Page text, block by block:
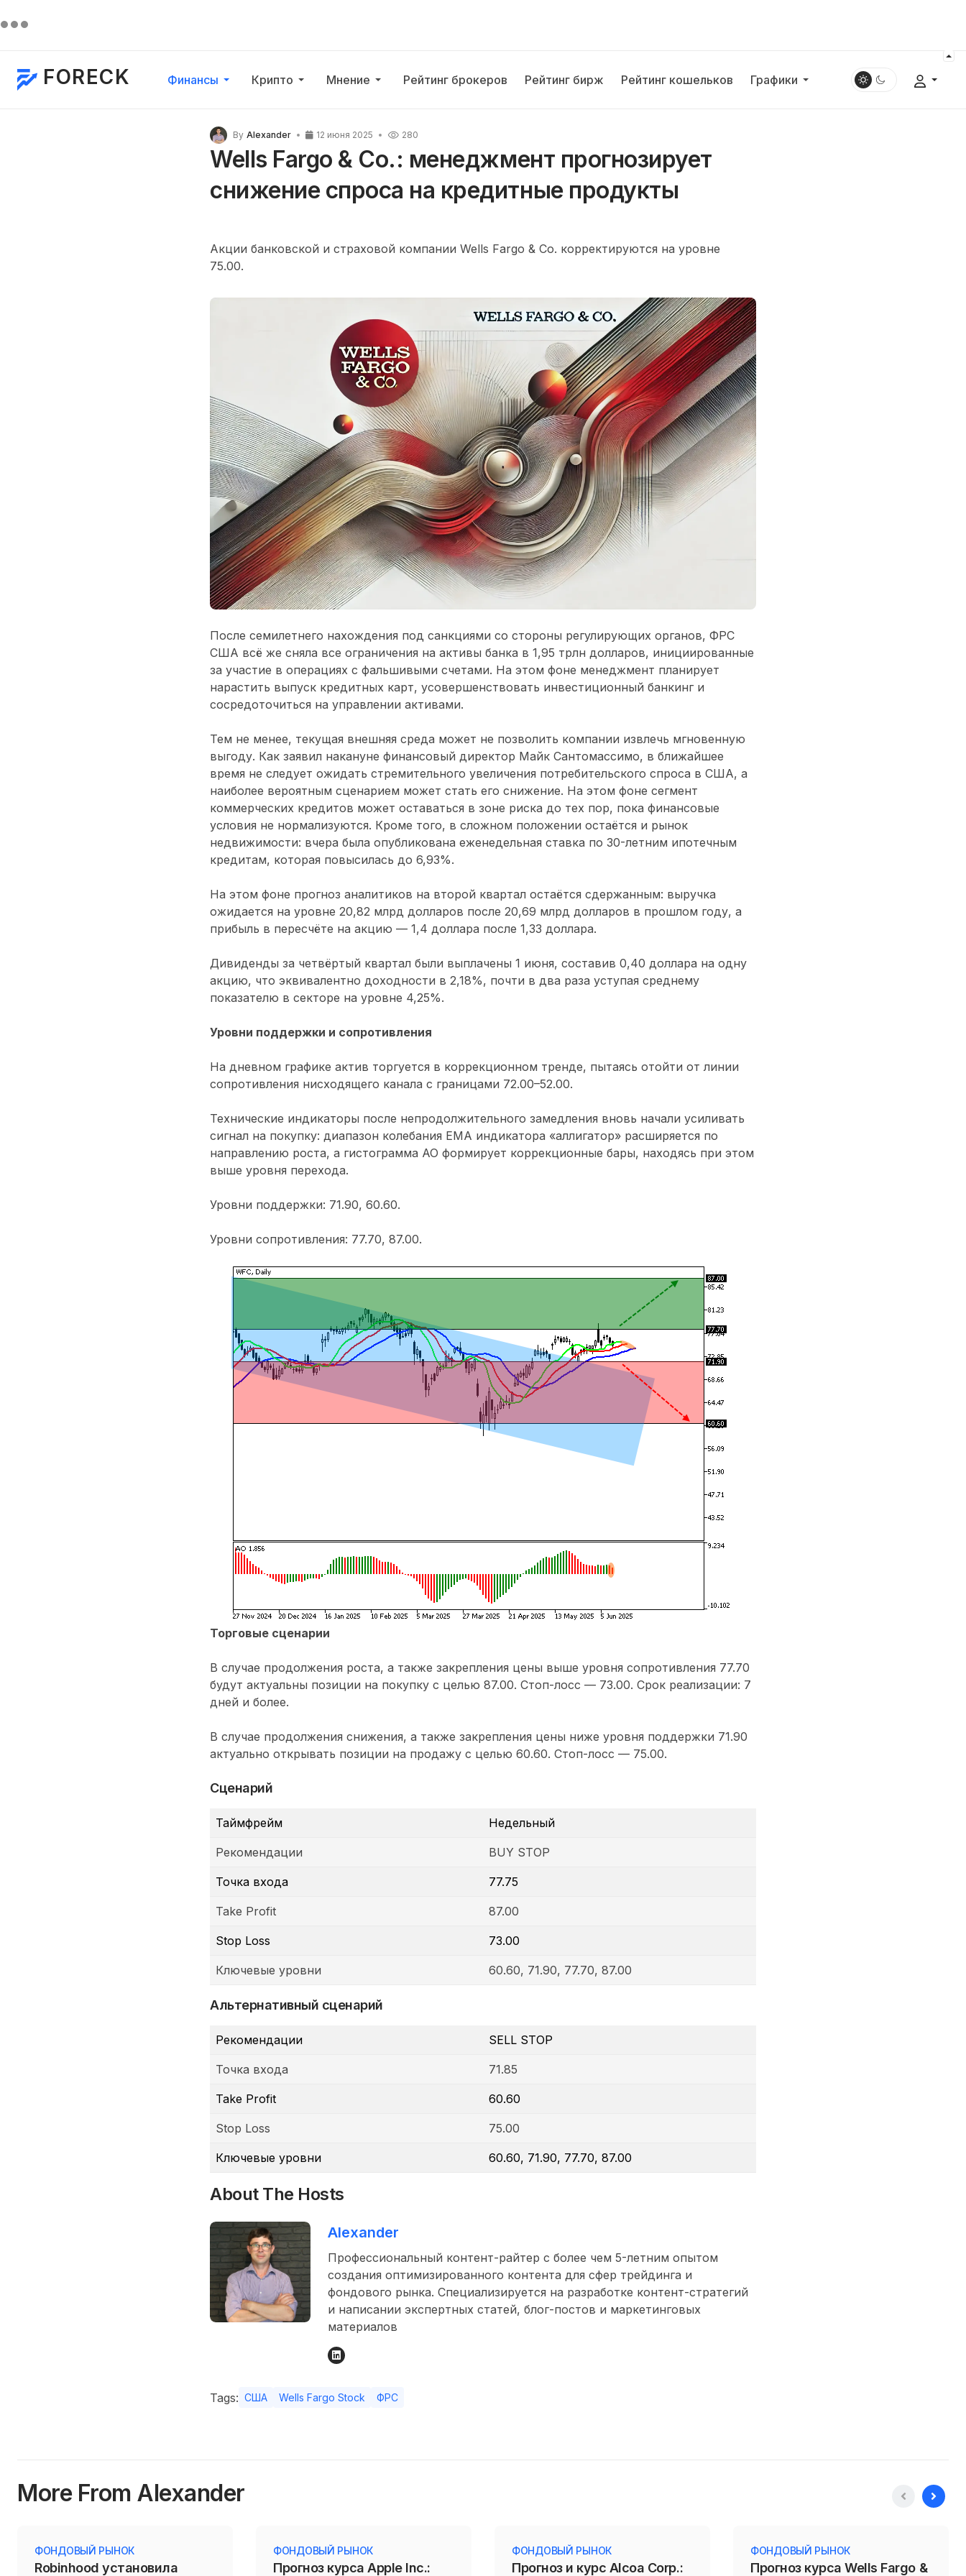
FORECK Финансы Крипто Мнение Рейтинг брокеров Рейтинг бирж Рейтинг кошельков Графики
By Alexander 12 июня 2025 280
Wells Fargo & Co.: менеджмент прогнозирует
снижение спроса на кредитные продукты
Акции банковской и страховой компании Wells Fargo & Co. корректируются на уровне
75.00.
После семилетнего нахождения под санкциями со стороны регулирующих органов, ФРС
США всё же сняла все ограничения на активы банка в 1,95 трлн долларов, инициированные
за участие в операциях с фальшивыми счетами. На этом фоне менеджмент планирует
нарастить выпуск кредитных карт, усовершенствовать инвестиционный банкинг и
сосредоточиться на управлении активами.
Тем не менее, текущая внешняя среда может не позволить компании извлечь мгновенную
выгоду. Как заявил накануне финансовый директор Майк Сантомассимо, в ближайшее
время не следует ожидать стремительного увеличения потребительского спроса в США, а
наиболее вероятным сценарием может стать его снижение. На этом фоне сегмент
коммерческих кредитов может оставаться в зоне риска до тех пор, пока финансовые
условия не нормализуются. Кроме того, в сложном положении остаётся и рынок
недвижимости: вчера была опубликована еженедельная ставка по 30-летним ипотечным
кредитам, которая повысилась до 6,93%.
На этом фоне прогноз аналитиков на второй квартал остаётся сдержанным: выручка
ожидается на уровне 20,82 млрд долларов после 20,69 млрд долларов в прошлом году, а
прибыль в пересчёте на акцию — 1,4 доллара после 1,33 доллара.
Дивиденды за четвёртый квартал были выплачены 1 июня, составив 0,40 доллара на одну
акцию, что эквивалентно доходности в 2,18%, почти в два раза уступая среднему
показателю в секторе на уровне 4,25%.
Уровни поддержки и сопротивления
На дневном графике актив торгуется в коррекционном тренде, пытаясь отойти от линии
сопротивления нисходящего канала с границами 72.00–52.00.
Технические индикаторы после непродолжительного замедления вновь начали усиливать
сигнал на покупку: диапазон колебания EMA индикатора «аллигатор» расширяется по
направлению роста, а гистограмма AO формирует коррекционные бары, находясь при этом
выше уровня перехода.
Уровни поддержки: 71.90, 60.60.
Уровни сопротивления: 77.70, 87.00.
Торговые сценарии
В случае продолжения роста, а также закрепления цены выше уровня сопротивления 77.70
будут актуальны позиции на покупку с целью 87.00. Стоп-лосс — 73.00. Срок реализации: 7
дней и более.
В случае продолжения снижения, а также закрепления цены ниже уровня поддержки 71.90
актуально открывать позиции на продажу с целью 60.60. Стоп-лосс — 75.00.
Сценарий
Таймфрейм Недельный
Рекомендации BUY STOP
Точка входа 77.75
Take Profit 87.00
Stop Loss 73.00
Ключевые уровни 60.60, 71.90, 77.70, 87.00
Альтернативный сценарий
Рекомендации SELL STOP
Точка входа 71.85
Take Profit 60.60
Stop Loss 75.00
Ключевые уровни 60.60, 71.90, 77.70, 87.00
About The Hosts
Alexander
Профессиональный контент-райтер с более чем 5-летним опытом
создания оптимизированного контента для сфер трейдинга и
фондового рынка. Специализируется на разработке контент-стратегий
и написании экспертных статей, блог-постов и маркетинговых
материалов
Tags: США Wells Fargo Stock ФРС
More From Alexander
ФОНДОВЫЙ РЫНОК
Robinhood установила
ФОНДОВЫЙ РЫНОК
Прогноз курса Apple Inc.:
ФОНДОВЫЙ РЫНОК
Прогноз и курс Alcoa Corp.:
ФОНДОВЫЙ РЫНОК
Прогноз курса Wells Fargo &